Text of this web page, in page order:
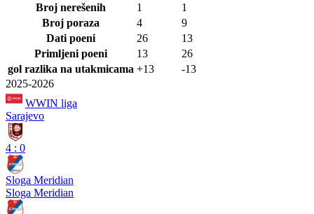
Broj nerešenih
1
1
Broj poraza
4
9
Dati poeni
26
13
Primljeni poeni
13
26
gol razlika na utakmicama +13
-13
2025-2026
WWIN liga
Sarajevo
4 : 0
Sloga Meridian
Sloga Meridian